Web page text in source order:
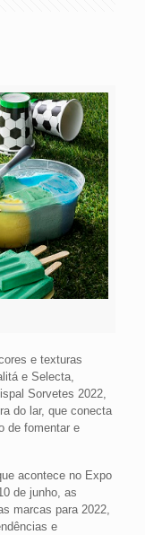
e texturas
e Selecta,
Sorvetes 2022,
do lar, que conecta
de fomentar e
acontece no Expo
de junho, as
marcas para 2022,
e